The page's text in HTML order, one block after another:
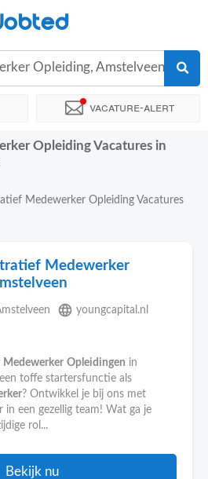
Opleiding, Amstelveen
Vacature-alert
Bedrijf Soort dienstverband
Opleiding Vacatures in
Medewerker Opleiding Vacatures
Medewerker
language youngcapital.nl
Medewerker Opleidingen in
toffe startersfunctie als
? Ontwikkel je bij ons met
in een gezellig team! Wat ga je
rol...
Bekijk nu